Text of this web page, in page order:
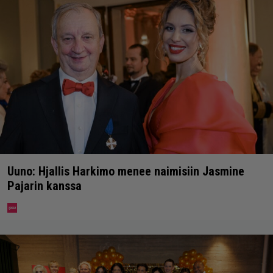
Uuno: Hjallis Harkimo menee naimisiin Jasmine
Pajarin kanssa